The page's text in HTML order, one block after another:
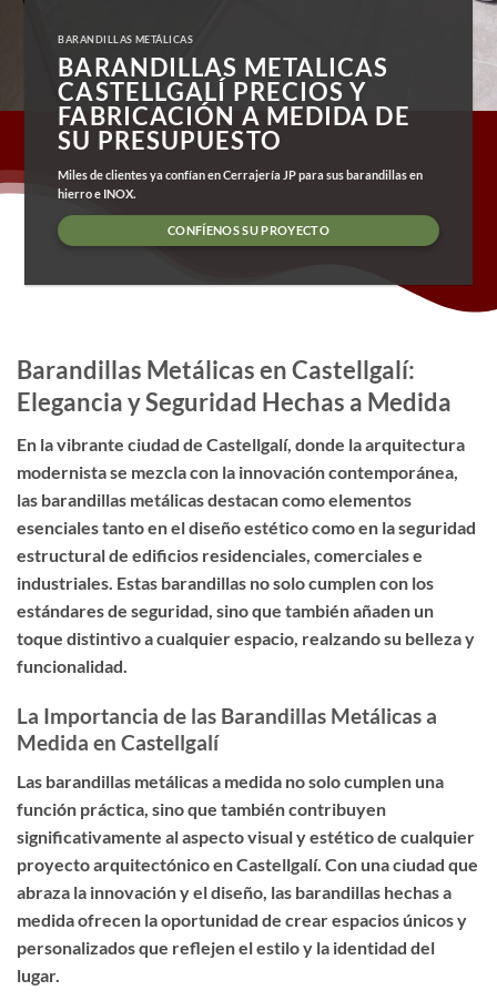
BARANDILLAS METÁLICAS
BARANDILLAS METALICAS
CASTELLGALÍ PRECIOS Y
FABRICACIÓN A MEDIDA DE
SU PRESUPUESTO
Miles de clientes ya confían en Cerrajería JP para sus barandillas en
hierro e INOX.
CONFÍENOS SU PROYECTO
Barandillas Metálicas en Castellgalí:
Elegancia y Seguridad Hechas a Medida
En la vibrante ciudad de Castellgalí, donde la arquitectura
modernista se mezcla con la innovación contemporánea,
las barandillas metálicas destacan como elementos
esenciales tanto en el diseño estético como en la seguridad
estructural de edificios residenciales, comerciales e
industriales. Estas barandillas no solo cumplen con los
estándares de seguridad, sino que también añaden un
toque distintivo a cualquier espacio, realzando su belleza y
funcionalidad.
La Importancia de las Barandillas Metálicas a
Medida en Castellgalí
Las barandillas metálicas a medida no solo cumplen una
función práctica, sino que también contribuyen
significativamente al aspecto visual y estético de cualquier
proyecto arquitectónico en Castellgalí. Con una ciudad que
abraza la innovación y el diseño, las barandillas hechas a
medida ofrecen la oportunidad de crear espacios únicos y
personalizados que reflejen el estilo y la identidad del
lugar.